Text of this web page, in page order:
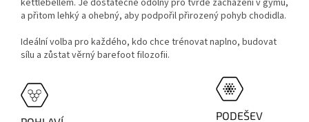
kettlebellem. Je dostatečně odolný pro tvrdé zacházení v gymu,
a přitom lehký a ohebný, aby podpořil přirozený pohyb chodidla.
Ideální volba pro každého, kdo chce trénovat naplno, budovat
sílu a zůstat věrný barefoot filozofii.
PODEŠEV